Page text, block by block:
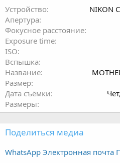
Устройство
NIKON
Апертура
Фокусное расстояние
Exposure time
ISO
Вспышка
Название
Размер
Дата съёмки
Размеры
Поделиться медиа
WhatsApp Электронная почта